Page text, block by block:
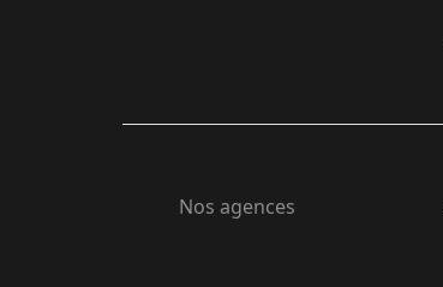
Nos agences